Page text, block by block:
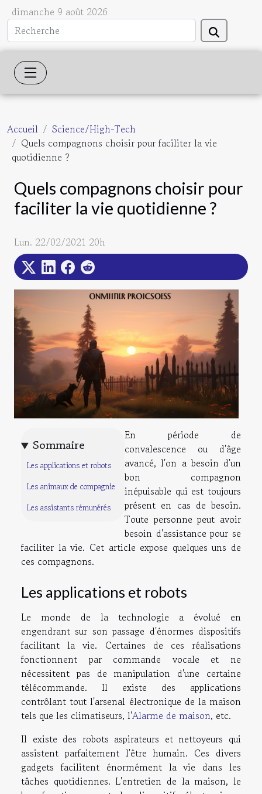
dimanche 9 août 2026
Accueil
Science/High-Tech
Quels compagnons choisir pour faciliter la vie
quotidienne ?
Quels compagnons choisir pour
faciliter la vie quotidienne ?
Lun. 22/02/2021 20h
Sommaire
Les applications et robots
Les animaux de compagnie
Les assistants rémunérés
En période de
convalescence ou d'âge
avancé, l'on a besoin d'un
bon compagnon
inépuisable qui est toujours
présent en cas de besoin.
Toute personne peut avoir
besoin d'assistance pour se
faciliter la vie. Cet article expose quelques uns de
ces compagnons.
Les applications et robots
Le monde de la technologie a évolué en
engendrant sur son passage d'énormes dispositifs
facilitant la vie. Certaines de ces réalisations
fonctionnent par commande vocale et ne
nécessitent pas de manipulation d'une certaine
télécommande. Il existe des applications
contrôlant tout l'arsenal électronique de la maison
tels que les climatiseurs, l'Alarme de maison, etc.
Il existe des robots aspirateurs et nettoyeurs qui
assistent parfaitement l'être humain. Ces divers
gadgets facilitent énormément la vie dans les
tâches quotidiennes. L'entretien de la maison, le